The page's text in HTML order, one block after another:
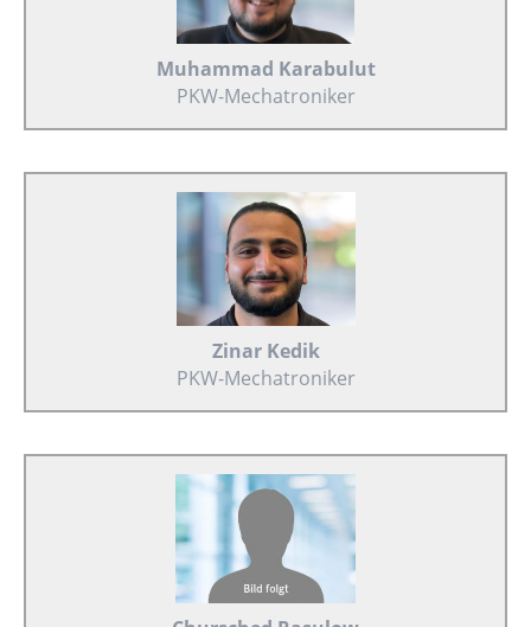
Muhammad Karabulut
PKW-Mechatroniker
Zinar Kedik
PKW-Mechatroniker